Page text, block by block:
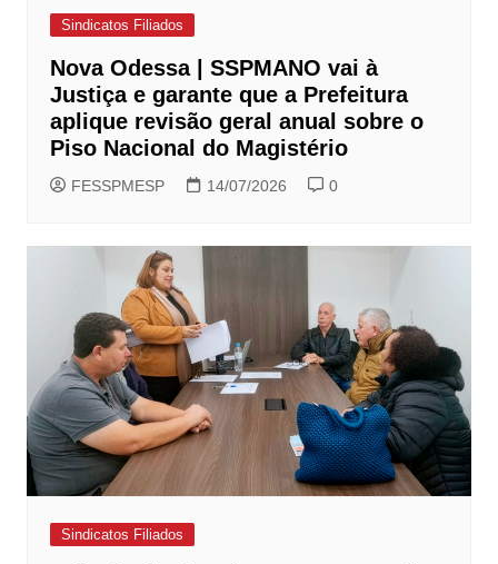
Sindicatos Filiados
Nova Odessa | SSPMANO vai à
Justiça e garante que a Prefeitura
aplique revisão geral anual sobre o
Piso Nacional do Magistério
FESSPMESP 14/07/2026 0
Sindicatos Filiados